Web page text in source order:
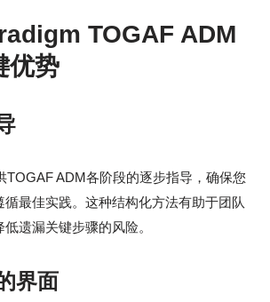
TOGAF ADM
优势
TOGAF ADM各阶段的逐步指导，确保您
最佳实践。这种结构化方法有助于团队
遗漏关键步骤的风险。
界面